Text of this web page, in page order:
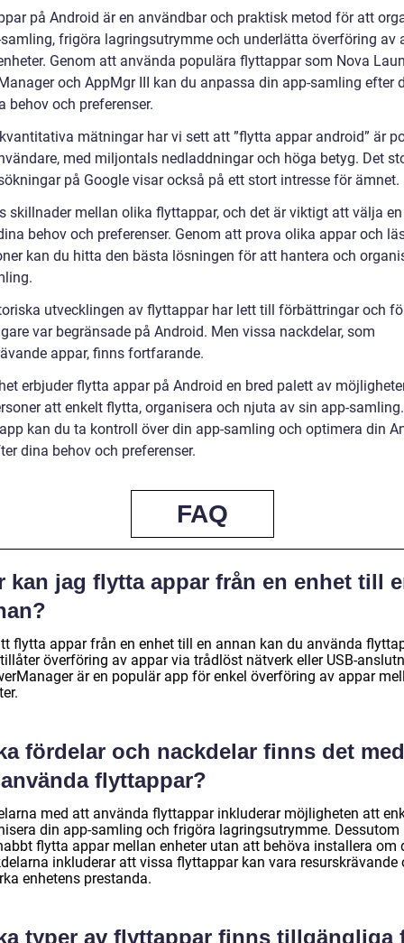
på Android är en användbar och praktisk metod för att
frigöra lagringsutrymme och underlätta överföring av
Genom att använda populära flyttappar som Nova
och AppMgr III kan du anpassa din app-samling efter
behov och preferenser.
mätningar har vi sett att ”flytta appar android” är
med miljontals nedladdningar och höga betyg. Det
på Google visar också på ett stort intresse för ämnet.
skillnader mellan olika flyttappar, och det är viktigt att välja
behov och preferenser. Genom att prova olika appar och
kan du hitta den bästa lösningen för att hantera och
utvecklingen av flyttappar har lett till förbättringar och
var begränsade på Android. Men vissa nackdelar, som
appar, finns fortfarande.
erbjuder flytta appar på Android en bred palett av
att enkelt flytta, organisera och njuta av sin app-
kan du ta kontroll över din app-samling och optimera din
dina behov och preferenser.
FAQ
kan jag flytta appar från en enhet till
flytta appar från en enhet till en annan kan du använda
överföring av appar via trådlöst nätverk eller USB-
är en populär app för enkel överföring av appar
fördelar och nackdelar finns det med
flyttappar?
med att använda flyttappar inkluderar möjligheten att
din app-samling och frigöra lagringsutrymme. Dessutom
flytta appar mellan enheter utan att behöva installera om
inkluderar att vissa flyttappar kan vara resurskrävande
enhetens prestanda.
typer av flyttappar finns tillgängliga